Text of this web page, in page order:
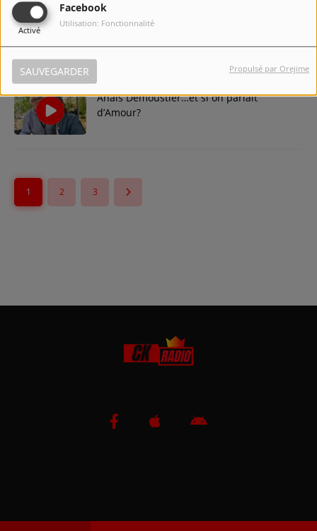
Facebook
Activé
Utilisation: Fonctionnalité
SAUVEGARDER Propulsé par Orejime
Olivier Bronckart… un homme de défis à
Anaïs Demoustier…et si on parlait
d’Amour?
1 2 3